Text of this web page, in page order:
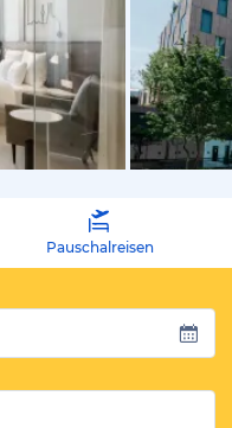
vom
Pauschalreisen